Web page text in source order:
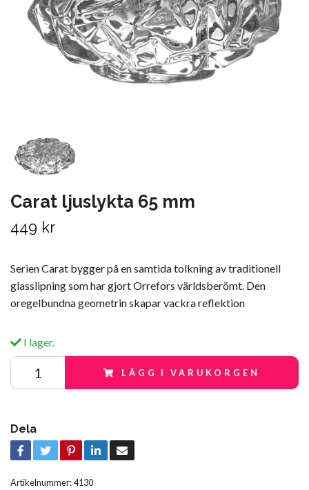
Carat ljuslykta 65 mm
449 kr
Serien Carat bygger på en samtida tolkning av traditionell
glasslipning som har gjort Orrefors världsberömt. Den
oregelbundna geometrin skapar vackra reflektion
I lager.
LÄGG I VARUKORGEN
Dela
Artikelnummer:4130